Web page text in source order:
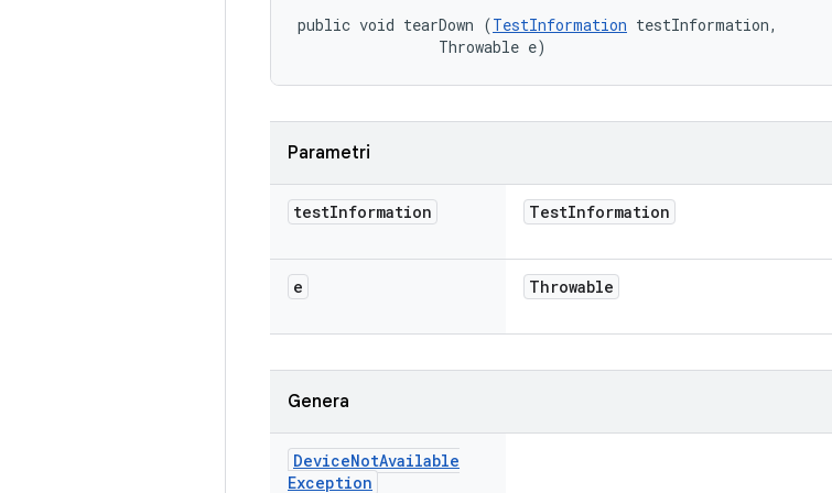
public void tearDown (TestInformation testInformation,
                Throwable e)
Parametri
testInformation TestInformation
e Throwable
Genera
DeviceNotAvailable
Exception